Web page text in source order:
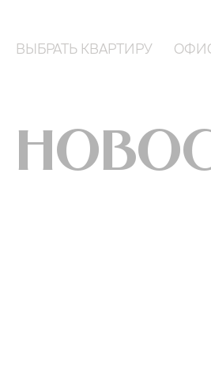
ВЫБРАТЬ КВАРТИРУ